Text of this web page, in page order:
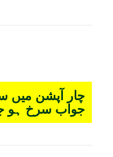
چار آپشن میں
جواب سرخ ہو